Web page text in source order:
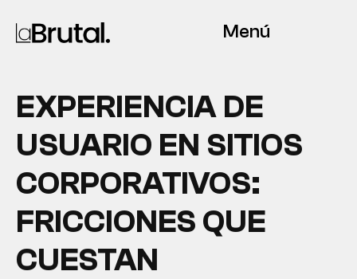
Menú
EXPERIENCIA DE
USUARIO EN SITIOS
CORPORATIVOS:
FRICCIONES QUE
CUESTAN